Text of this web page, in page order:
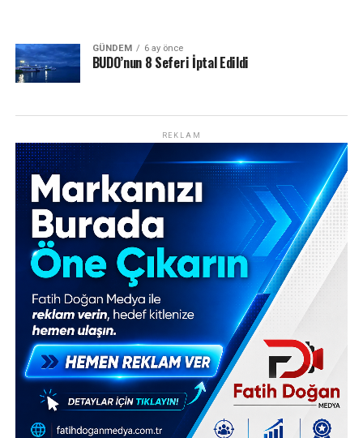
GÜNDEM 6 ay önce
BUDO’nun 8 Seferi İptal Edildi
REKLAM